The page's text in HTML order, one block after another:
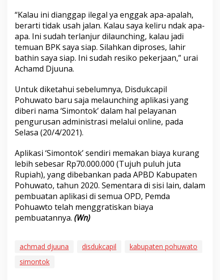
“Kalau ini dianggap ilegal ya enggak apa-apalah,
berarti tidak usah jalan. Kalau saya keliru ndak apa-
apa. Ini sudah terlanjur dilaunching, kalau jadi
temuan BPK saya siap. Silahkan diproses, lahir
bathin saya siap. Ini sudah resiko pekerjaan,” urai
Achamd Djuuna.
Untuk diketahui sebelumnya, Disdukcapil
Pohuwato baru saja melaunching aplikasi yang
diberi nama ‘Simontok’ dalam hal pelayanan
pengurusan administrasi melalui online, pada
Selasa (20/4/2021).
Aplikasi ‘Simontok’ sendiri memakan biaya kurang
lebih sebesar Rp70.000.000 (Tujuh puluh juta
Rupiah), yang dibebankan pada APBD Kabupaten
Pohuwato, tahun 2020. Sementara di sisi lain, dalam
pembuatan aplikasi di semua OPD, Pemda
Pohuawto telah menggratiskan biaya
pembuatannya. (Wn)
achmad djuuna disdukcapil
kabupaten pohuwato
simontok